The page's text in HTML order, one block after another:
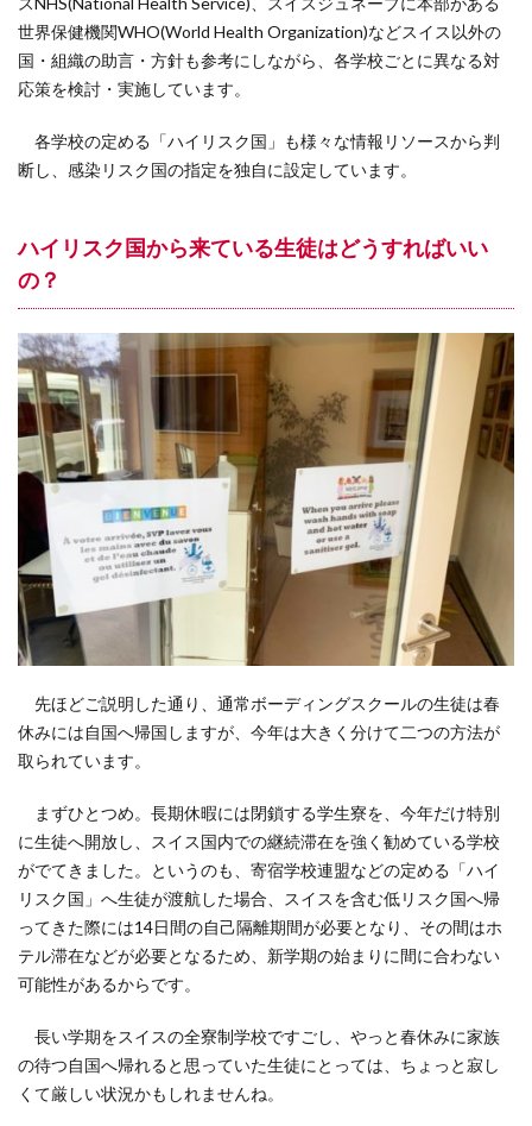
世界保健機関WHO(World Health Organization)などスイス以外の
国・組織の助言・方針も参考にしながら、各学校ごとに異なる対
応策を検討・実施しています。
各学校の定める「ハイリスク国」も様々な情報リソースから判
断し、感染リスク国の指定を独自に設定しています。
ハイリスク国から来ている生徒はどうすればいい
の？
先ほどご説明した通り、通常ボーディングスクールの生徒は春
休みには自国へ帰国しますが、今年は大きく分けて二つの方法が
取られています。
まずひとつめ。長期休暇には閉鎖する学生寮を、今年だけ特別
に生徒へ開放し、スイス国内での継続滞在を強く勧めている学校
がでてきました。というのも、寄宿学校連盟などの定める「ハイ
リスク国」へ生徒が渡航した場合、スイスを含む低リスク国へ帰
ってきた際には14日間の自己隔離期間が必要となり、その間はホ
テル滞在などが必要となるため、新学期の始まりに間に合わない
可能性があるからです。
長い学期をスイスの全寮制学校ですごし、やっと春休みに家族
の待つ自国へ帰れると思っていた生徒にとっては、ちょっと寂し
くて厳しい状況かもしれませんね。